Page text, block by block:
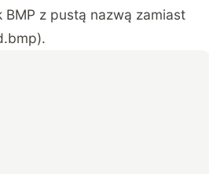
z pustą nazwą zamiast